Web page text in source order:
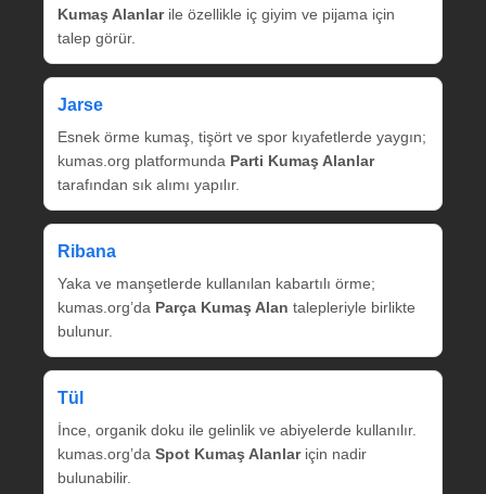
Kumaş Alanlarile özellikle iç giyim ve pijama için
talep görür.
Jarse
Esnek örme kumaş, tişört ve spor kıyafetlerde yaygın;
kumas.org platformunda Parti Kumaş Alanlar
tarafından sık alımı yapılır.
Ribana
Yaka ve manşetlerde kullanılan kabartılı örme;
kumas.org’da Parça Kumaş Alan talepleriyle birlikte
bulunur.
Tül
İnce, organik doku ile gelinlik ve abiyelerde kullanılır.
kumas.org’da Spot Kumaş Alanlariçin nadir
bulunabilir.